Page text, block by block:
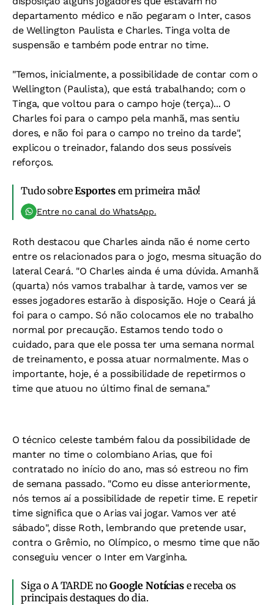
departamento médico e não pegaram o Inter, casos
de Wellington Paulista e Charles. Tinga volta de
suspensão e também pode entrar no time.
"Temos, inicialmente, a possibilidade de contar com o
Wellington (Paulista), que está trabalhando; com o
Tinga, que voltou para o campo hoje (terça)... O
Charles foi para o campo pela manhã, mas sentiu
dores, e não foi para o campo no treino da tarde",
explicou o treinador, falando dos seus possíveis
reforços.
Tudo sobreEsportesem primeira mão!
Entre no canal do WhatsApp.
Roth destacou que Charles ainda não é nome certo
entre os relacionados para o jogo, mesma situação do
lateral Ceará. "O Charles ainda é uma dúvida. Amanhã
(quarta) nós vamos trabalhar à tarde, vamos ver se
esses jogadores estarão à disposição. Hoje o Ceará já
foi para o campo. Só não colocamos ele no trabalho
normal por precaução. Estamos tendo todo o
cuidado, para que ele possa ter uma semana normal
de treinamento, e possa atuar normalmente. Mas o
importante, hoje, é a possibilidade de repetirmos o
time que atuou no último final de semana."
O técnico celeste também falou da possibilidade de
manter no time o colombiano Arias, que foi
contratado no início do ano, mas só estreou no fim
de semana passado. "Como eu disse anteriormente,
nós temos aí a possibilidade de repetir time. E repetir
time significa que o Arias vai jogar. Vamos ver até
sábado", disse Roth, lembrando que pretende usar,
contra o Grêmio, no Olímpico, o mesmo time que não
conseguiu vencer o Inter em Varginha.
Siga o A TARDE noGoogle Notíciase receba os
principais destaques do dia.